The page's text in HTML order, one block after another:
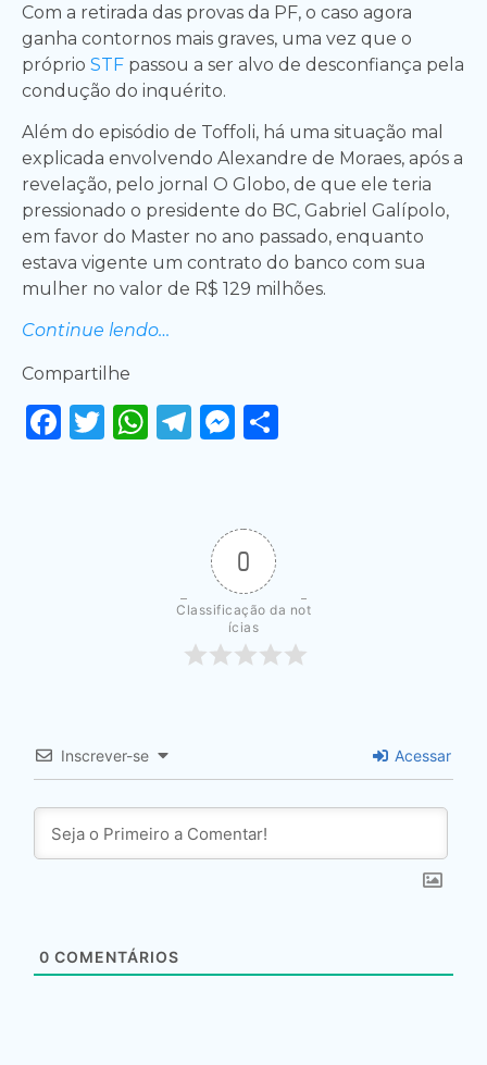
Com a retirada das provas da PF, o caso agora
ganha contornos mais graves, uma vez que o
próprio STF passou a ser alvo de desconfiança pela
condução do inquérito.
Além do episódio de Toffoli, há uma situação mal
explicada envolvendo Alexandre de Moraes, após a
revelação, pelo jornal O Globo, de que ele teria
pressionado o presidente do BC, Gabriel Galípolo,
em favor do Master no ano passado, enquanto
estava vigente um contrato do banco com sua
mulher no valor de R$ 129 milhões.
Continue lendo…
Compartilhe
Facebook
Twitter
WhatsApp
Telegram
Messenger
0
Classificação da not
ícias
Inscrever-se Acessar
0 COMENTÁRIOS